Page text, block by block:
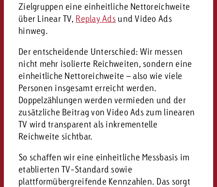
Zielgruppen eine einheitliche Nettoreichweite
über Linear TV, Replay Ads und Video Ads
hinweg.
Der entscheidende Unterschied: Wir messen
nicht mehr isolierte Reichweiten, sondern eine
einheitliche Nettoreichweite – also wie viele
Personen insgesamt erreicht werden.
Doppelzählungen werden vermieden und der
zusätzliche Beitrag von Video Ads zum linearen
TV wird transparent als inkrementelle
Reichweite sichtbar.
So schaffen wir eine einheitliche Messbasis im
etablierten TV-Standard sowie
plattformübergreifende Kennzahlen. Das sorgt